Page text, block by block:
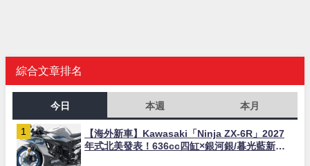
綜合文章排名
今日 本週 本月
【海外新車】Kawasaki「Ninja ZX-6R」2027
年式北美發表！636cc四缸×銀河銀/暮光藍新色